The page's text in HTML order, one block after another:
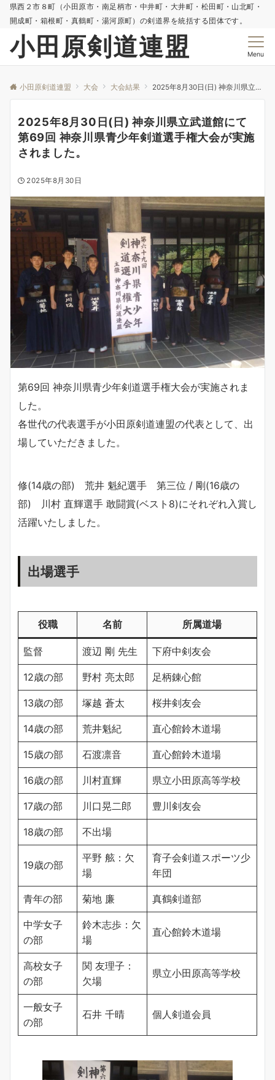
県西２市８町（小田原市・南足柄市・中井町・大井町・松田町・山北町・
開成町・箱根町・真鶴町・湯河原町）の剣道界を統括する団体です。
小田原剣道連盟 Menu
小田原剣道連盟 大会 大会結果 2025年8月30日(日) 神奈川県立武道館にて第69回 神奈川県青少年剣道選手権大会が実施されました。
2025年8月30日(日) 神奈川県立武道館にて
第69回 神奈川県青少年剣道選手権大会が実施
されました。
2025年8月30日
第69回 神奈川県青少年剣道選手権大会が実施されま
した。
各世代の代表選手が小田原剣道連盟の代表として、出
場していただきました。
修(14歳の部) 荒井 魁紀選手 第三位 / 剛(16歳の
部) 川村 直輝選手 敢闘賞(ベスト8)にそれぞれ入賞し
活躍いたしました。
出場選手
役職 名前 所属道場
監督 渡辺 剛 先生 下府中剣友会
12歳の部 野村 亮太郎 足柄錬心館
13歳の部 塚越 蒼太 桜井剣友会
14歳の部 荒井魁紀 直心館鈴木道場
15歳の部 石渡凛音 直心館鈴木道場
16歳の部 川村直輝 県立小田原高等学校
17歳の部 川口晃二郎 豊川剣友会
18歳の部 不出場
19歳の部
平野 舷：欠
場
育子会剣道スポーツ少
年団
青年の部 菊地 廉 真鶴剣道部
中学女子
の部
鈴木志歩：欠
場
直心館鈴木道場
高校女子
の部
関 友理子：
欠場
県立小田原高等学校
一般女子
の部
石井 千晴 個人剣道会員